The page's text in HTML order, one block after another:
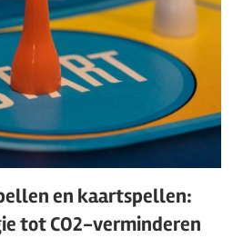
en kaartspellen:
tot CO2-verminderen